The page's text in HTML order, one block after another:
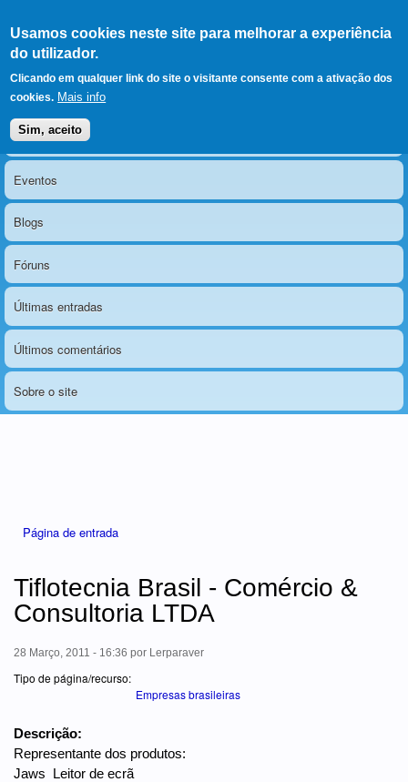
Usamos cookies neste site para melhorar a experiência
do utilizador.
Clicando em qualquer link do site o visitante consente com a ativação dos
cookies. Mais info
Sim, aceito
LERPARAVER , ir para a
página principal
O portal da visão diferente
Menu principal
Notícias
Eventos
Blogs
Fóruns
Últimas entradas
Últimos comentários
Sobre o site
Página de entrada
Tiflotecnia Brasil - Comércio &
Consultoria LTDA
28 Março, 2011 - 16:36 por Lerparaver
Tipo de página/recurso:
Empresas brasileiras
Descrição:
Representante dos produtos:
Jaws  Leitor de ecrã